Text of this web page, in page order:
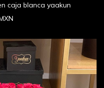
caja blanca yaakun